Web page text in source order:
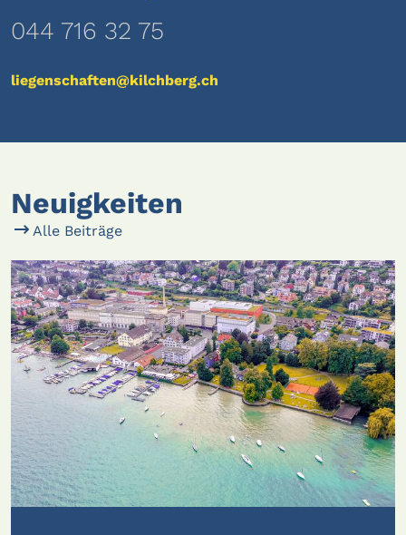
044 716 32 75
liegenschaften@kilchberg.ch
Neuigkeiten
Alle Beiträge